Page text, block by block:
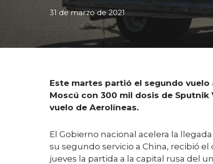
31 de marzo de 2021
Este martes partió el segundo
Moscú con 300 mil dosis de
vuelo de Aerolíneas.
El Gobierno nacional acelera la
su segundo servicio a China, recibió
jueves la partida a la capital rusa del